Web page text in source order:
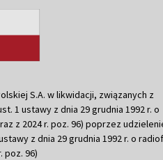
S.A. w likwidacji, związanych z
1 ustawy z dnia 29 grudnia 1992 r. o
z 2024 r. poz. 96) poprzez
z dnia 29 grudnia 1992 r. o
poz. 96)